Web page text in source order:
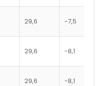
29,6 -7,5
29,6 -8,1
29,6 -8,1